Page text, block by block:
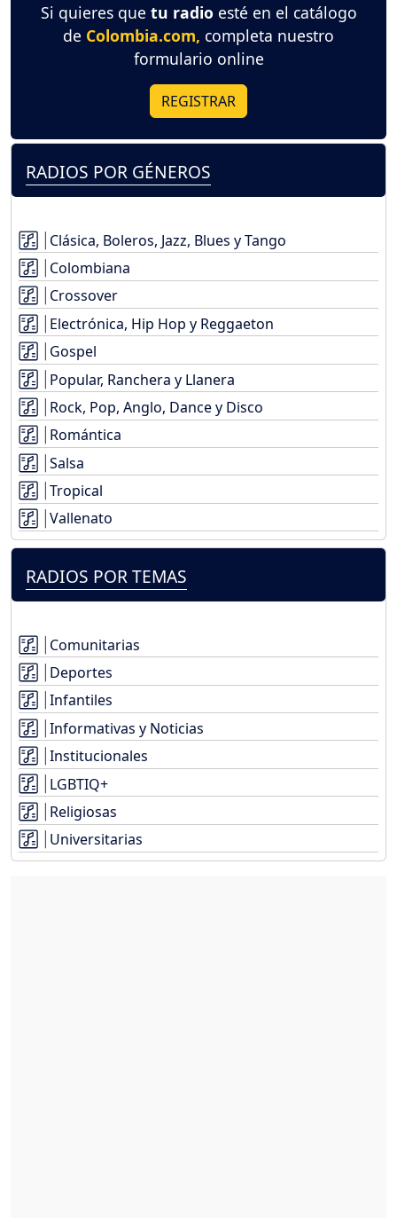
Si quieres que tu radio esté en el catálogo
de Colombia.com, completa nuestro
formulario online
REGISTRAR
RADIOS POR GÉNEROS
Clásica, Boleros, Jazz, Blues y Tango
Colombiana
Crossover
Electrónica, Hip Hop y Reggaeton
Gospel
Popular, Ranchera y Llanera
Rock, Pop, Anglo, Dance y Disco
Romántica
Salsa
Tropical
Vallenato
RADIOS POR TEMAS
Comunitarias
Deportes
Infantiles
Informativas y Noticias
Institucionales
LGBTIQ+
Religiosas
Universitarias